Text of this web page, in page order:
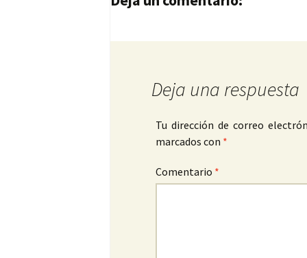
Deja una respuesta
Tu dirección de correo
marcados con *
Comentario *